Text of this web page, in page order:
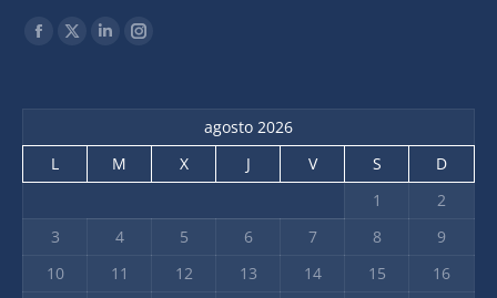
Find us on:
agosto 2026
L
M X J V S
D
1
2
3
4 5 6 7 8
9
10
11 12 13 14 15
16